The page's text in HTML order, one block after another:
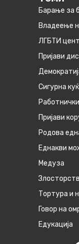
Барање за
Владеење
ЛГБТИ
Пријави
Сигурна
Пријави
Родова
Eднакви
Медуза
Тортура и
Говор на
Едукација